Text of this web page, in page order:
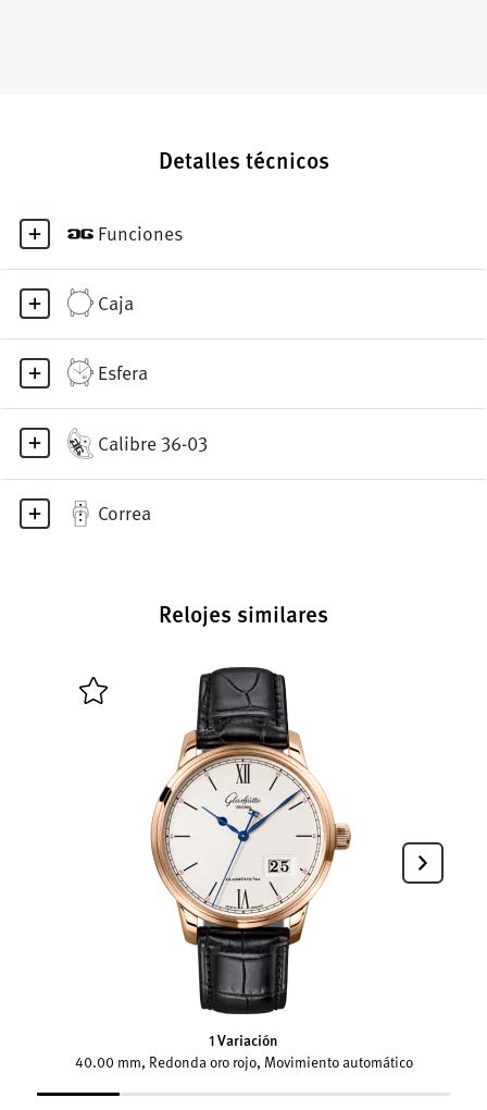
Detalles técnicos
Funciones
Caja
Esfera
Calibre 36-03
Correa
Relojes similares
1 Variación
40.00 mm, Redonda oro rojo, Movimiento automático